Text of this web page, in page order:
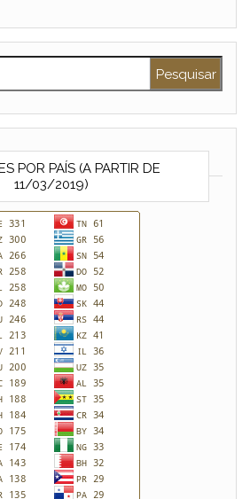
POR PAÍS (A PARTIR DE
11/03/2019)